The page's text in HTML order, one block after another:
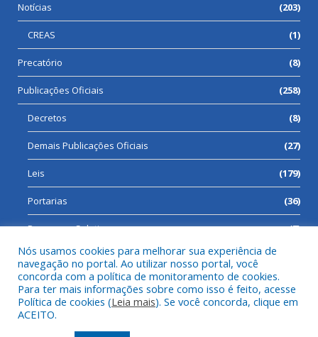
Notícias (203)
CREAS (1)
Precatório (8)
Publicações Oficiais (258)
Decretos (8)
Demais Publicações Oficiais (27)
Leis (179)
Portarias (36)
Processos Seletivos (7)
Todos os direitos reservados a Prefeitura Municipal de Cumaru
do Norte.
Nós usamos cookies para melhorar sua experiência de
navegação no portal. Ao utilizar nosso portal, você
concorda com a política de monitoramento de cookies.
Para ter mais informações sobre como isso é feito, acesse
Política de cookies (Leia mais). Se você concorda, clique em
ACEITO.